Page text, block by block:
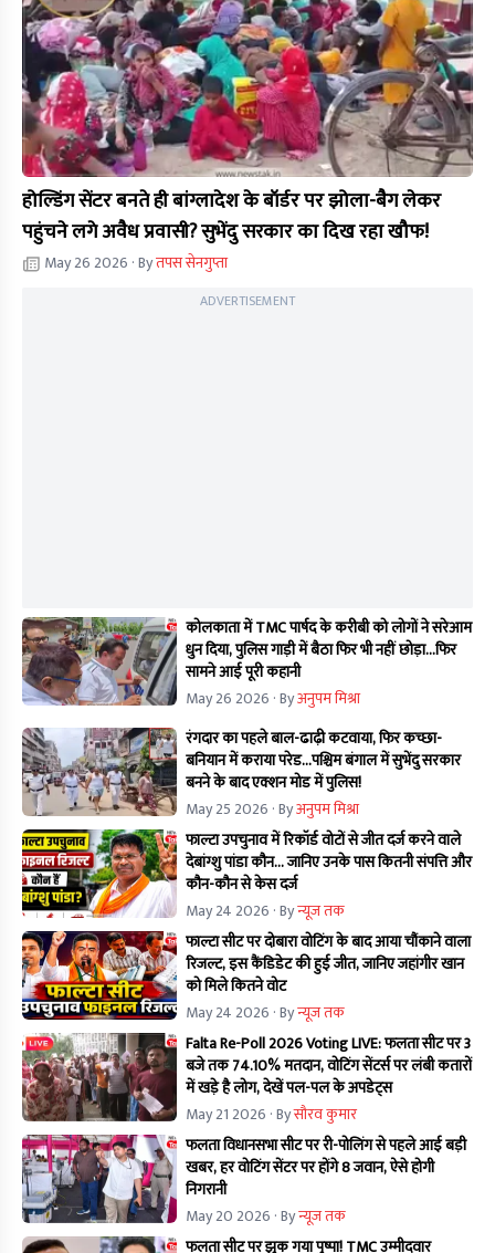
होल्डिंग सेंटर बनते ही बांग्लादेश के बॉर्डर पर झोला-बैग लेकर
पहुंचने लगे अवैध प्रवासी? सुभेंदु सरकार का दिख रहा खौफ!
May 26 2026 · Byतपस सेनगुप्ता
ADVERTISEMENT
कोलकाता में TMC पार्षद के करीबी को लोगों ने सरेआम
धुन दिया, पुलिस गाड़ी में बैठा फिर भी नहीं छोड़ा...फिर
सामने आई पूरी कहानी
May 26 2026 · Byअनुपम मिश्रा
रंगदार का पहले बाल-ढाढ़ी कटवाया, फिर कच्छा-
बनियान में कराया परेड...पश्चिम बंगाल में सुभेंदु सरकार
बनने के बाद एक्शन मोड में पुलिस!
May 25 2026 · Byअनुपम मिश्रा
फाल्टा उपचुनाव में रिकॉर्ड वोटों से जीत दर्ज करने वाले
देबांग्शु पांडा कौन… जानिए उनके पास कितनी संपत्ति और
कौन-कौन से केस दर्ज
May 24 2026 · Byन्यूज तक
फाल्टा सीट पर दोबारा वोटिंग के बाद आया चौंकाने वाला
रिजल्ट, इस कैंडिडेट की हुई जीत, जानिए जहांगीर खान
को मिले कितने वोट
May 24 2026 · Byन्यूज तक
Falta Re-Poll 2026 Voting LIVE: फलता सीट पर 3
बजे तक 74.10% मतदान, वोटिंग सेंटर्स पर लंबी कतारों
में खड़े है लोग, देखें पल-पल के अपडेट्स
May 21 2026 · Byसौरव कुमार
फलता विधानसभा सीट पर री-पोलिंग से पहले आई बड़ी
खबर, हर वोटिंग सेंटर पर होंगे 8 जवान, ऐसे होगी
निगरानी
May 20 2026 · Byन्यूज तक
फलता सीट पर झुक गया पुष्पा! TMC उम्मीदवार